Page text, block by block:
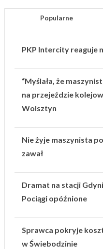
Popularne
PKP Intercity reaguje
“Myślała, że
na przejeździe
Wolsztyn
Nie żyje maszynista
zawał
Dramat na stacji
Pociągi opóźnione
Sprawca pokryje
w Świebodzinie